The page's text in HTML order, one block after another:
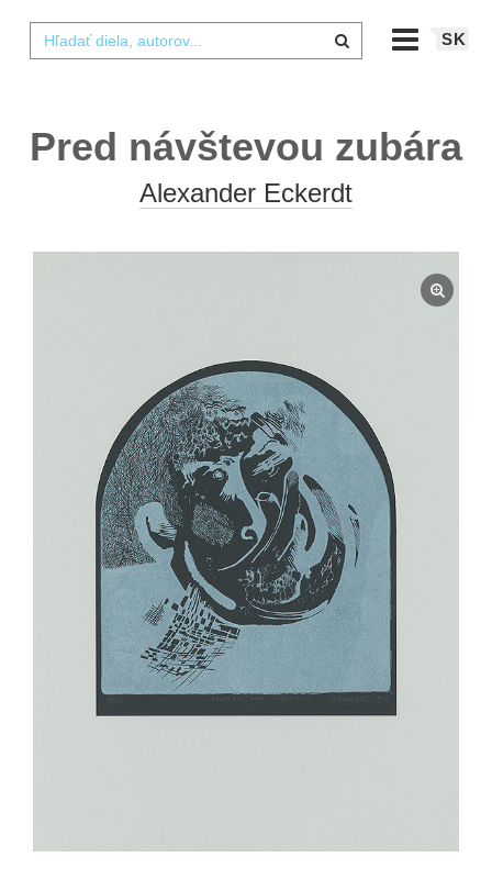
SK
Pred návštevou zubára
Alexander Eckerdt